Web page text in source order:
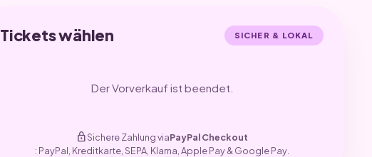
Tickets wählen SICHER & LOKAL
Der Vorverkauf ist beendet.
lockSichere Zahlung viaPayPal Checkout
: PayPal, Kreditkarte, SEPA, Klarna, Apple Pay & Google Pay.